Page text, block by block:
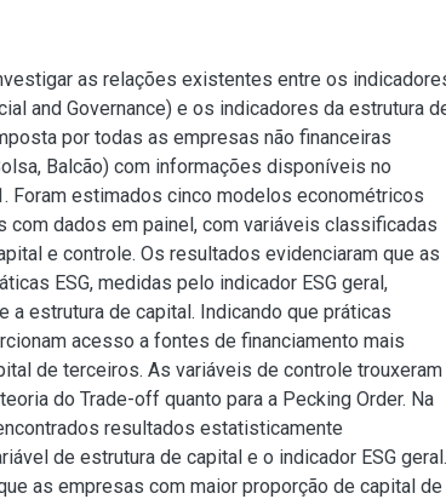
as relações existentes entre os
and Governance) e os indicadores da estrutura
por todas as empresas não financeiras
Balcão) com informações disponíveis no
Foram estimados cinco modelos econométricos
com dados em painel, com variáveis classificadas
e controle. Os resultados evidenciaram que as
ESG, medidas pelo indicador ESG geral,
a estrutura de capital. Indicando que práticas
acesso a fontes de financiamento mais
de terceiros. As variáveis de controle trouxeram
do Trade-off quanto para a Pecking Order. Na
resultados estatisticamente
de estrutura de capital e o indicador ESG geral.
as empresas com maior proporção de capital de